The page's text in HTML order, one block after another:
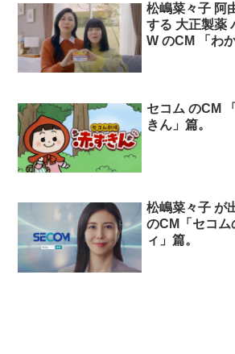
松嶋菜々子 阿
する 大正製薬
W のCM 「わ
セコム のCM
きん」篇。
松嶋菜々子 が
のCM「セコム
ィ」篇。